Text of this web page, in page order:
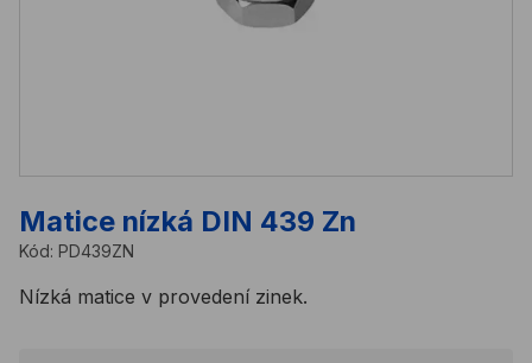
Matice nízká DIN 439 Zn
Kód: PD439ZN
Nízká matice v provedení zinek.